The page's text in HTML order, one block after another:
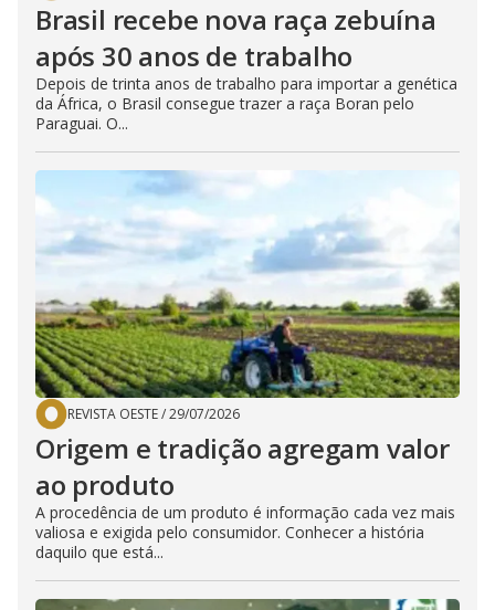
Brasil recebe nova raça zebuína
após 30 anos de trabalho
Depois de trinta anos de trabalho para importar a genética
da África, o Brasil consegue trazer a raça Boran pelo
Paraguai. O...
REVISTA OESTE/29/07/2026
Origem e tradição agregam valor
ao produto
A procedência de um produto é informação cada vez mais
valiosa e exigida pelo consumidor. Conhecer a história
daquilo que está...